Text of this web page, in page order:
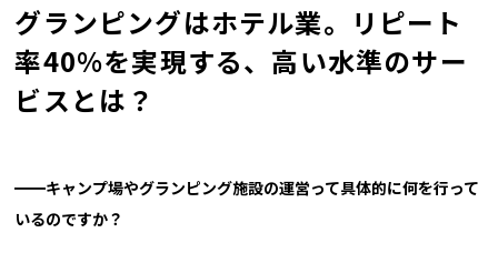
グランピングはホテル業。リピート
率40%を実現する、高い水準のサー
ビスとは？
━━キャンプ場やグランピング施設の運営って具体的に何を行って
いるのですか？